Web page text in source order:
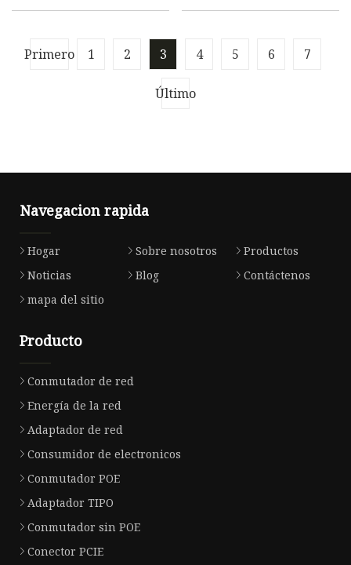
Primero 1 2 3 4 5 6 7
Último
Navegacion rapida
Hogar Sobre nosotros
Productos
Noticias
Blog
Contáctenos
mapa del sitio
Producto
Conmutador de red
Energía de la red
Adaptador de red
Consumidor de electronicos
Conmutador POE
Adaptador TIPO
Conmutador sin POE
Conector PCIE